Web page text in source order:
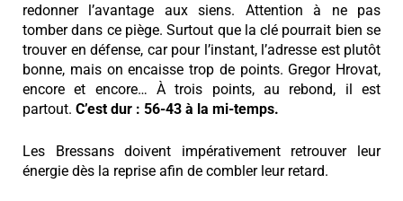
redonner l’avantage aux siens. Attention à ne pas
tomber dans ce piège. Surtout que la clé pourrait bien se
trouver en défense, car pour l’instant, l’adresse est plutôt
bonne, mais on encaisse trop de points. Gregor Hrovat,
encore et encore… À trois points, au rebond, il est
partout. C’est dur : 56-43 à la mi-temps.
Les Bressans doivent impérativement retrouver leur
énergie dès la reprise afin de combler leur retard.